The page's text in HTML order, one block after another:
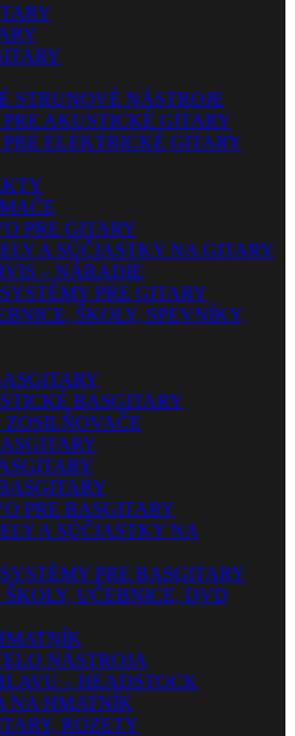
STRUNOVÉ NÁSTROJE
AKUSTICKÉ GITARY
ELEKTRICKÉ GITARY
PRE GITARY
A SÚČIASTKY NA GITARY
– NÁRADIE
PRE GITARY
ŠKOLY, SPEVNÍKY,
BASGITARY
PRE BASGITARY
A SÚČIASTKY NA
PRE BASGITARY
UČEBNICE, DVD
NÁSTROJA
– HEADSTOCK
NA HMATNÍK
ROZETY